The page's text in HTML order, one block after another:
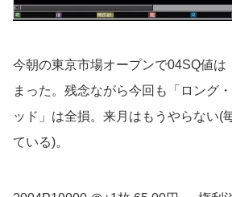
今朝の東京市場オープンで04SQ値は
まった。残念ながら今回も「ロング
ッド」は全損。来月はもうやらない(
ている)。